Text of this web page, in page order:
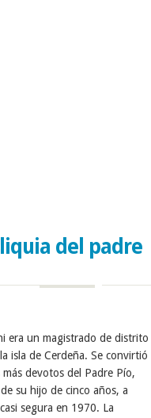
del padre
era un magistrado de distrito
isla de Cerdeña. Se convirtió
devotos del Padre Pío,
su hijo de cinco años, a
segura en 1970. La